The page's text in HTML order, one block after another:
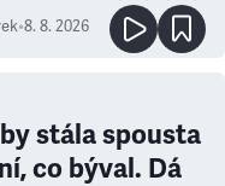
•8. 8. 2026
stála spousta
co býval. Dá